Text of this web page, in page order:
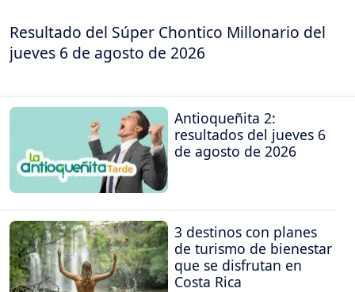
Resultado del Súper Chontico Millonario del
jueves 6 de agosto de 2026
Antioqueñita 2:
resultados del jueves 6
de agosto de 2026
3 destinos con planes
de turismo de bienestar
que se disfrutan en
Costa Rica